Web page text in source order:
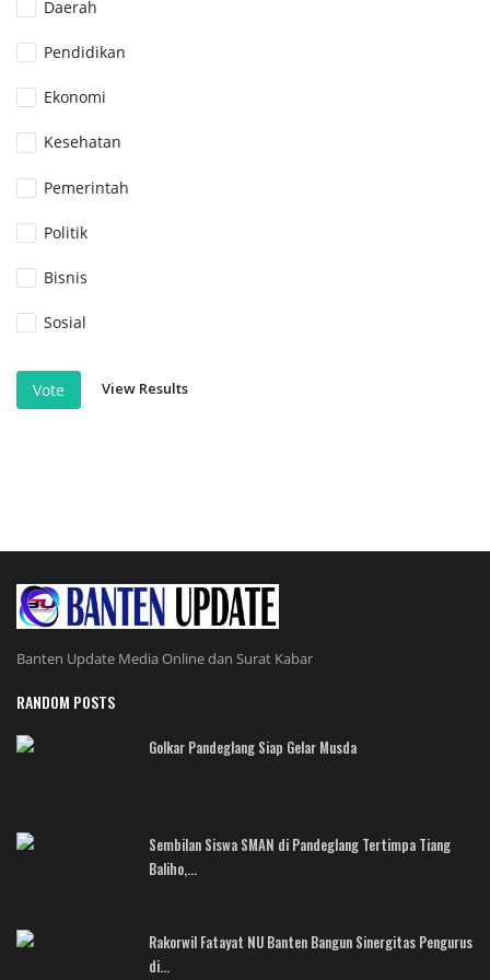
Daerah
Pendidikan
Ekonomi
Kesehatan
Pemerintah
Politik
Bisnis
Sosial
Vote View Results
Banten Update Media Online dan Surat Kabar
RANDOM POSTS
Golkar Pandeglang Siap Gelar Musda
Sembilan Siswa SMAN di Pandeglang Tertimpa Tiang
Baliho,...
Rakorwil Fatayat NU Banten Bangun Sinergitas Pengurus
di...